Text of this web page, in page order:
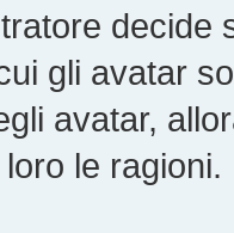
gli avatar
avatar,
le ragioni.